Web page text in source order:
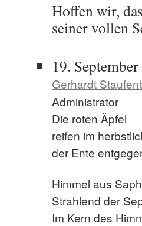
Hoffen wir,
seiner vollen
19.
Gerhardt
Administrator
Die roten Äpfel
reifen im
der Ente
Himmel aus
Strahlend der
Im Kern des